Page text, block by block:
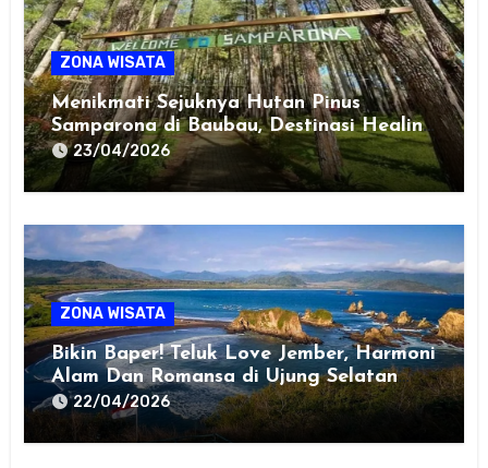
ZONA WISATA
Menikmati Sejuknya Hutan Pinus
Samparona di Baubau, Destinasi Healing
Favorit!
23/04/2026
ZONA WISATA
Bikin Baper! Teluk Love Jember, Harmoni
Alam Dan Romansa di Ujung Selatan
Jawa22/04/2026